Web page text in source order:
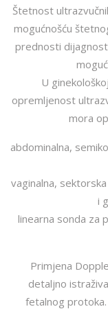
Štetnost
mogućnošću
prednosti
U
opremljenost
mora
abdominalna,
vaginalna,
i
linearna sonda za
Primjena
detaljno
fetalnog